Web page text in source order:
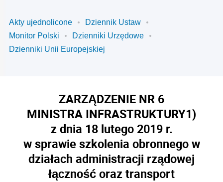
Akty ujednolicone
Dziennik Ustaw
Monitor Polski
Dzienniki Urzędowe
Dzienniki Unii Europejskiej
ZARZĄDZENIE NR 6
MINISTRA INFRASTRUKTURY1)
z dnia 18 lutego 2019 r.
w sprawie szkolenia obronnego w
działach administracji rządowej
łączność oraz transport